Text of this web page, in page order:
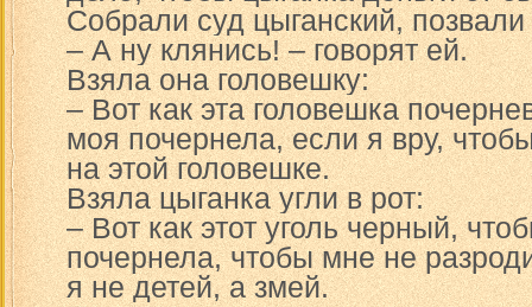
Собрали суд цыганский, позвали
– А ну клянись! – говорят ей.
Взяла она головешку:
– Вот как эта головешка
моя почернела, если я вру,
на этой головешке.
Взяла цыганка угли в рот:
– Вот как этот уголь черный,
почернела, чтобы мне не
я не детей, а змей.